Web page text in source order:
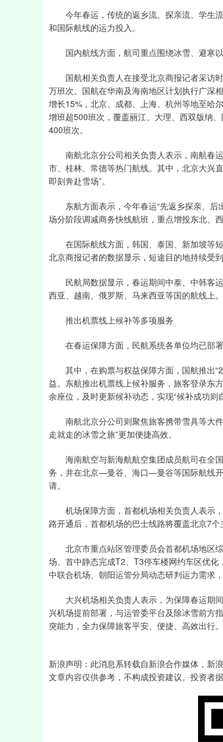
今年春运，传统的返乡流、探亲流、学生流
和国际航线的运力投入。
国内航线方面，航司重点围绕冰雪、避寒以
国航相关负责人在接受北京商报记者采访时
万班次。国航在华南及海南地区计划执行广深
增长15%，北京、成都、上海、杭州等地至哈
增班超500班次，覆盖丽江、大理、西双版纳
400班次。
南航北京分公司相关负责人表示，南航春运
市、桂林、常德等热门航线。其中，北京大兴
即刻奔赴雪场”。
东航方面表示，今年春运“先返乡探亲、后
场分阶段调减商务快线航班，重点增投东北、
在国际航线方面，韩国、泰国、新加坡等短
北京商报记者的数据显示，短途目的地持续受
民航局数据显示，春运期间中泰、中韩客运
西亚、越南、俄罗斯、马来西亚等国的航线上。
推出机票线上候补等多项服务
在春运保障方面，民航系统各单位均已部署
其中，在购票与权益保障方面，国航推出
益。东航推出机票线上候补服务，旅客登录东
余座位，及时更新候补动态，实现“候补成功则
南航北京分公司则聚焦旅客携带雪具等大件
走就走的冰雪之旅”更加便捷高效。
海南航空与新海航航空集团成员航司在全国
务，并在北京—曼谷、海口—曼谷等国际航线开
请。
机场保障方面，首都机场相关负责人表示，
路开通后，首都机场的巴士线路将覆盖北京7个
北京市重点站区管理委员会首都机场地区综
场、首中静态完成T2、T3停车楼网约车区优
中联合机场、朝阳运管分局动态研判运力需求
大兴机场相关负责人表示，为保障春运期间
兴机场提前部署，与运管委平台及除冰雪前方
突能力，全力保障旅客平安、便捷、高效出行。
新浪声明：此消息系转载自新浪合作媒体，新
文章内容仅供参考，不构成投资建议。投资者